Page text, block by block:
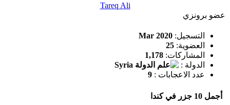
Tareq Ali
عضو برونزي
التسجيل: Mar 2020
العضوية: 25
المشاركات: 1,178
الدولة :
عدد الاعجابات : 9
أجمل 10 جزر في كندا